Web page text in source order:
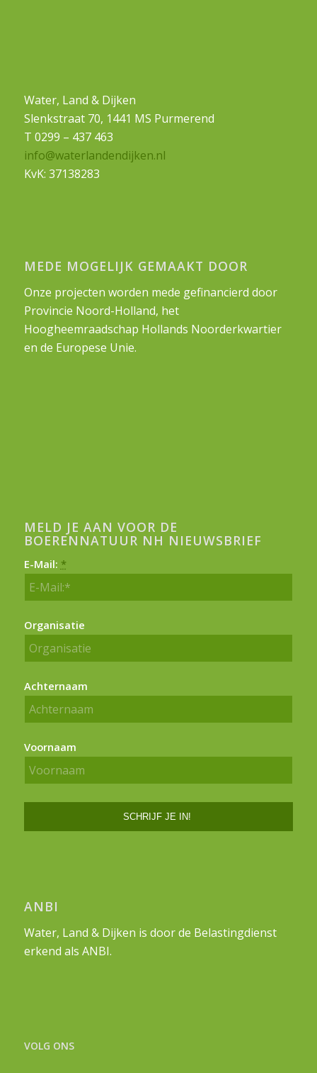
Water, Land & Dijken
Slenkstraat 70, 1441 MS Purmerend
T 0299 – 437 463
info@waterlandendijken.nl
KvK: 37138283
MEDE MOGELIJK GEMAAKT DOOR
Onze projecten worden mede gefinancierd door
Provincie Noord-Holland, het
Hoogheemraadschap Hollands Noorderkwartier
en de Europese Unie.
MELD JE AAN VOOR DE
BOERENNATUUR NH NIEUWSBRIEF
E-Mail: *
Organisatie
Achternaam
Voornaam
ANBI
Water, Land & Dijken is door de Belastingdienst
erkend als ANBI.
VOLG ONS